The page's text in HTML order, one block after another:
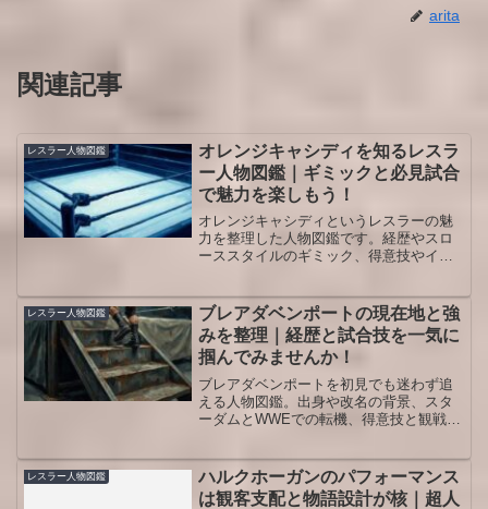
arita
関連記事
レスラー人物図鑑
オレンジキャシディを知るレスラ
ー人物図鑑｜ギミックと必見試合
で魅力を楽しもう！
オレンジキャシディというレスラーの魅
力を整理した人物図鑑です。経歴やスロ
ーススタイルのギミック、得意技やイン
プロレス初心者でも読み進めやすく、
AEWを深く味わいたいファンにも役立つ
内容です。
レスラー人物図鑑
ブレアダベンポートの現在地と強
みを整理｜経歴と試合技を一気に
掴んでみませんか！
ブレアダベンポートを初見でも迷わず追
える人物図鑑。出身や改名の背景、スタ
ーダムとWWEでの転機、得意技と観戦の
レスラー人物図鑑
ハルクホーガンのパフォーマンス
は観客支配と物語設計が核｜超人